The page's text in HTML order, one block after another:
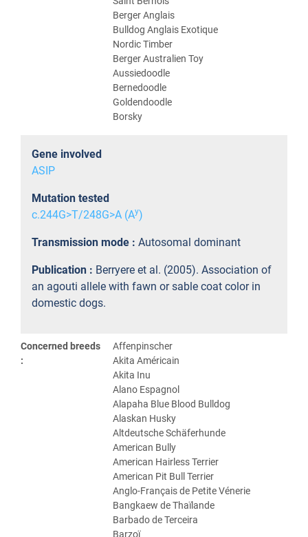
Berger Anglais
Bulldog Anglais Exotique
Nordic Timber
Berger Australien Toy
Aussiedoodle
Bernedoodle
Goldendoodle
Borsky
Gene involved
ASIP
Mutation tested
c.244G>T/248G>A (Ay)
Transmission mode : Autosomal dominant
Publication : Berryere et al. (2005). Association of
an agouti allele with fawn or sable coat color in
domestic dogs.
Concerned breeds
:
Affenpinscher
Akita Américain
Akita Inu
Alano Espagnol
Alapaha Blue Blood Bulldog
Alaskan Husky
Altdeutsche Schäferhunde
American Bully
American Hairless Terrier
American Pit Bull Terrier
Anglo-Français de Petite Vénerie
Bangkaew de Thaïlande
Barbado de Terceira
Barzoï